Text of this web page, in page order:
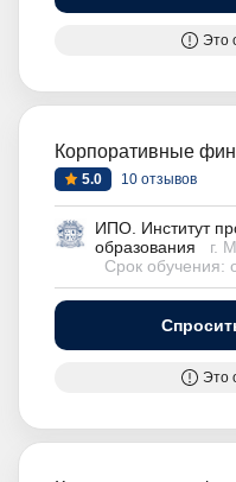
Это
Корпоративные
5.0 10 отзывов
ИПО. Институт
образования
г.
Срок обучения:
Это